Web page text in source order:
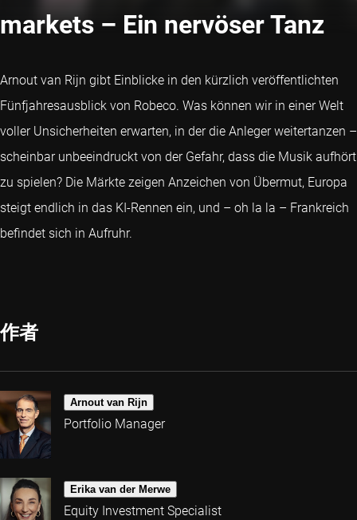
markets – Ein nervöser Tanz
Arnout van Rijn gibt Einblicke in den kürzlich veröffentlichten
Fünfjahresausblick von Robeco. Was können wir in einer Welt
voller Unsicherheiten erwarten, in der die Anleger weitertanzen –
scheinbar unbeeindruckt von der Gefahr, dass die Musik aufhört
zu spielen? Die Märkte zeigen Anzeichen von Übermut, Europa
steigt endlich in das KI-Rennen ein, und – oh la la – Frankreich
befindet sich in Aufruhr.
作者
Arnout van Rijn
Portfolio Manager
Erika van der Merwe
Equity Investment Specialist